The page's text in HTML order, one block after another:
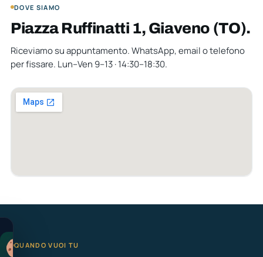
DOVE SIAMO
Piazza Ruffinatti 1, Giaveno (TO).
Riceviamo su appuntamento. WhatsApp, email o telefono
per fissare. Lun–Ven 9–13 · 14:30–18:30.
QUANDO VUOI TU